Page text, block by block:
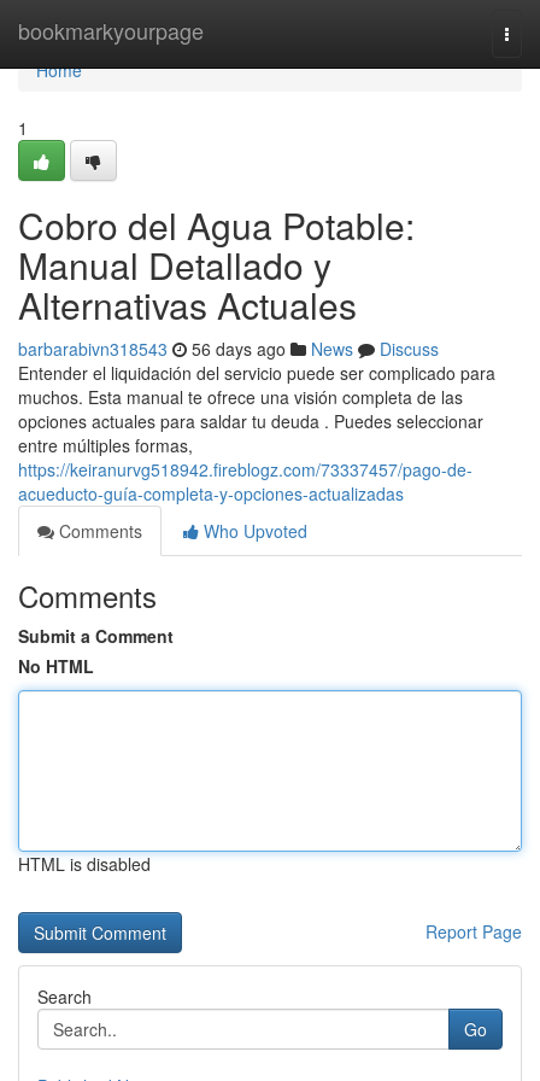
bookmarkyourpage
Home
Home
1
Cobro del Agua Potable:
Manual Detallado y
Alternativas Actuales
barbarabivn318543 56 days ago News
Discuss
Entender el liquidación del servicio puede ser complicado para
muchos. Esta manual te ofrece una visión completa de las
opciones actuales para saldar tu deuda . Puedes seleccionar
entre múltiples formas,
https://keiranurvg518942.fireblogz.com/73337457/pago-de-
acueducto-guía-completa-y-opciones-actualizadas
Comments
Who Upvoted
Comments
Submit a Comment
No HTML
HTML is disabled
Report Page
Search
Go